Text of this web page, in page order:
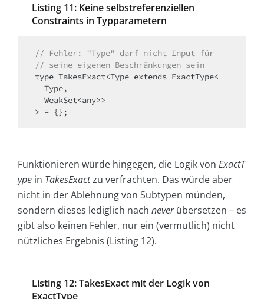
Listing 11: Keine selbstreferenziellen
Constraints in Typparametern
// Fehler: "Type" darf nicht Input für
// seine eigenen Beschränkungen sein
type TakesExact<Type extends ExactType<
Funktionieren würde hingegen, die Logik von ExactT
ype in TakesExactzu verfrachten. Das würde aber
nicht in der Ablehnung von Subtypen münden,
sondern dieses lediglich nach neverübersetzen – es
gibt also keinen Fehler, nur ein (vermutlich) nicht
nützliches Ergebnis (Listing 12).
Listing 12: TakesExact mit der Logik von
ExactType